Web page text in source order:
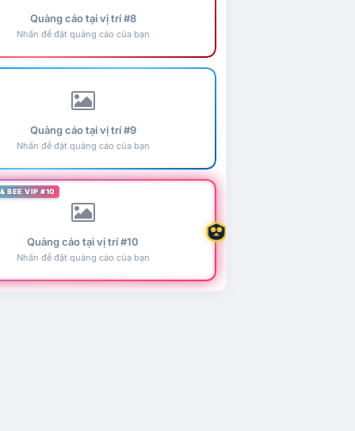
Quảng cáo tại vị trí #8
Nhấn để đặt quảng cáo của bạn
Quảng cáo tại vị trí #9
Nhấn để đặt quảng cáo của bạn
BEE VIP #10
Quảng cáo tại vị trí #10
Nhấn để đặt quảng cáo của bạn